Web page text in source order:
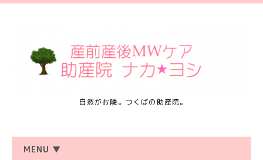
自然がお隣。つくばの助産院。
MENU ▼